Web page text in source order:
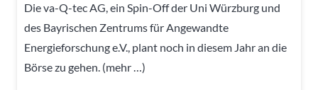
Die va-Q-tec AG, ein Spin-Off der Uni Würzburg und
des Bayrischen Zentrums für Angewandte
Energieforschung e.V., plant noch in diesem Jahr an die
Börse zu gehen. (mehr …)